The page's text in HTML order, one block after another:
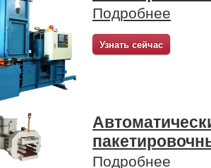
Подробнее
Узнать сейчас
Подробнее